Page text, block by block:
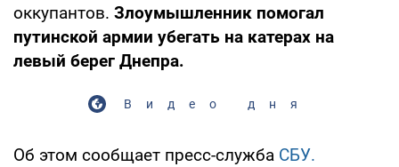
оккупантов. Злоумышленник помогал
путинской армии убегать на катерах на
левый берег Днепра.
Видео дня
Об этом сообщает пресс-служба СБУ.